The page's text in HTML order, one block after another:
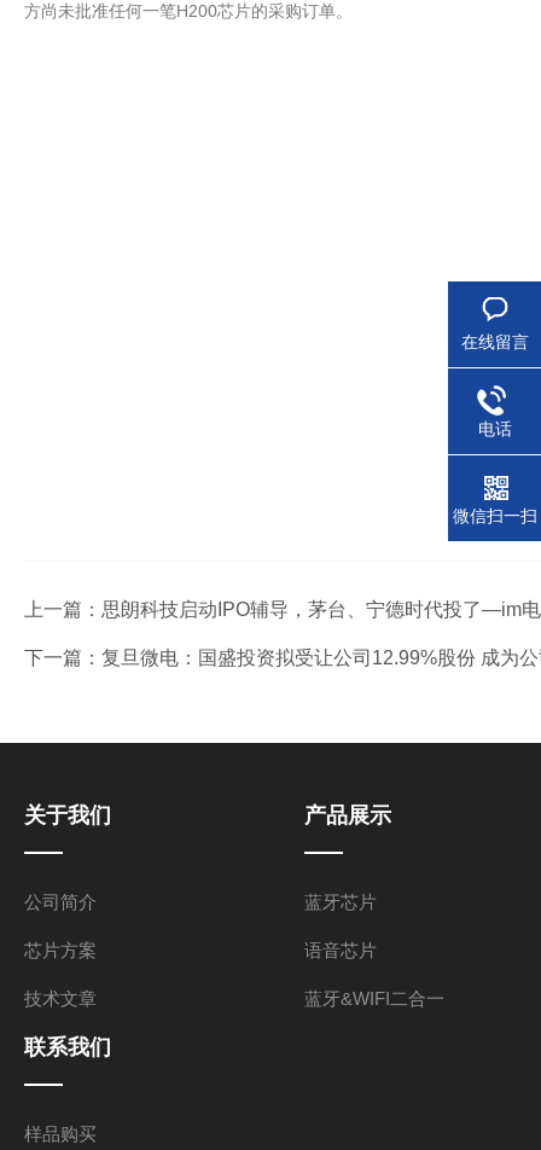
方尚未批准任何一笔H200芯片的采购订单。
上一篇： 思朗科技启动IPO辅导，茅台、宁德时代投了—im
下一篇： 复旦微电：国盛投资拟受让公司12.99%股份 成为
关于我们
公司简介
芯片方案
技术文章
产品展示
蓝牙芯片
语音芯片
蓝牙&WIFI二合一
联系我们
样品购买
在线留言
电话
微信扫一扫